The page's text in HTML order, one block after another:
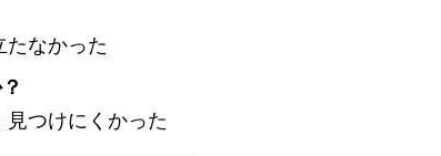
たなかった
見つけにくかった